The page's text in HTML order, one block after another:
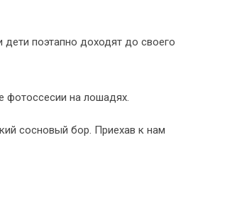
поэтапно доходят до своего
фотоссесии на лошадях.
сосновый бор. Приехав к нам